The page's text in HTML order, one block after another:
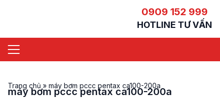
0909 152 999
HOTLINE TƯ VẤN
Trang chủ » máy bơm pccc pentax ca100-200a
máy bơm pccc pentax ca100-200a